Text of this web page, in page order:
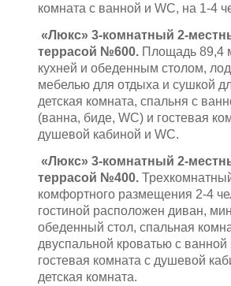
комната с ванной и WC, на 1-4
«Люкс» 3-комнатный 2-
террасой №600. Площадь 89,4
кухней и обеденным столом,
мебелью для отдыха и сушкой
детская комната, спальня с
(ванна, биде, WC) и гостевая
душевой кабиной и WC.
«Люкс» 3-комнатный 2-
террасой №400.
комфортного размещения 2-4
гостиной расположен диван,
обеденный стол, спальная
двуспальной кроватью с ванной
гостевая комната с душевой
детская комната.